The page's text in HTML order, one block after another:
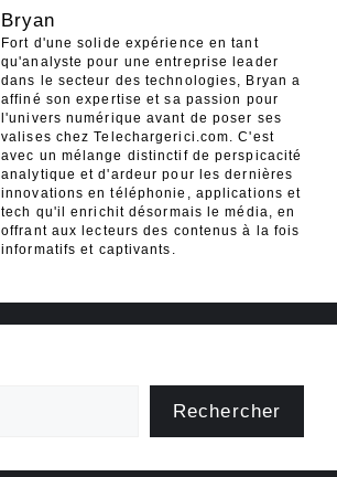
Bryan
Fort d'une solide expérience en tant
qu'analyste pour une entreprise leader
dans le secteur des technologies, Bryan a
affiné son expertise et sa passion pour
l'univers numérique avant de poser ses
valises chez Telechargerici.com. C'est
avec un mélange distinctif de perspicacité
analytique et d'ardeur pour les dernières
innovations en téléphonie, applications et
tech qu'il enrichit désormais le média, en
offrant aux lecteurs des contenus à la fois
informatifs et captivants.
Rechercher